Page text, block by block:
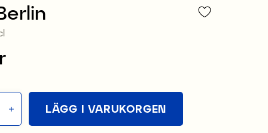
kr
LÄGG I VARUKORGEN